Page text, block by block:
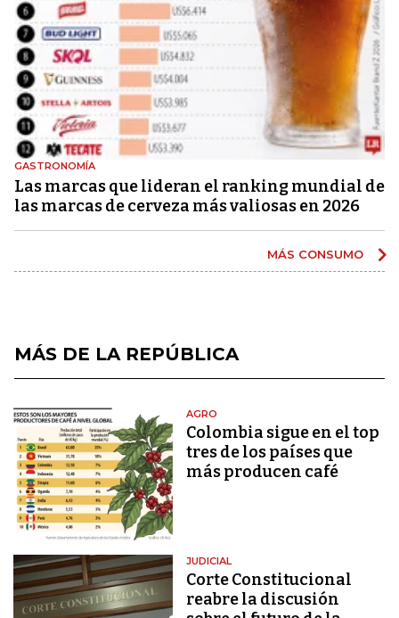
GASTRONOMÍA
Las marcas que lideran el ranking mundial de
las marcas de cerveza más valiosas en 2026
MÁS CONSUMO
MÁS DE LA REPÚBLICA
AGRO
Colombia sigue en el top
tres de los países que
más producen café
JUDICIAL
Corte Constitucional
reabre la discusión